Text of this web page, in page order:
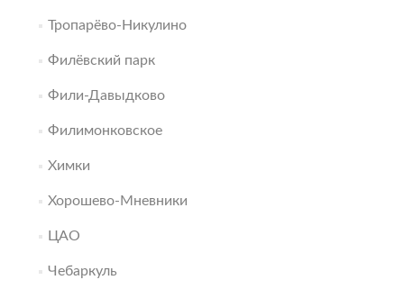
Тропарёво-Никулино
Филёвский парк
Фили-Давыдково
Филимонковское
Химки
Хорошево-Мневники
ЦАО
Чебаркуль